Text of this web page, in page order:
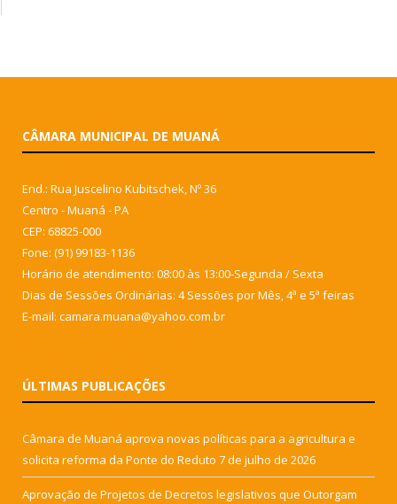
CÂMARA MUNICIPAL DE MUANÁ
End.: Rua Juscelino Kubitschek, Nº 36
Centro - Muaná - PA
CEP: 68825-000
Fone: (91) 99183-1136
Horário de atendimento: 08:00 às 13:00-Segunda / Sexta
Dias de Sessões Ordinárias: 4 Sessões por Mês, 4ª e 5ª feiras
E-mail: camara.muana@yahoo.com.br
ÚLTIMAS PUBLICAÇÕES
Câmara de Muaná aprova novas políticas para a agricultura e
solicita reforma da Ponte do Reduto 7 de julho de 2026
Aprovação de Projetos de Decretos legislativos que Outorgam